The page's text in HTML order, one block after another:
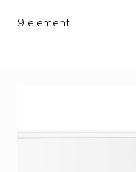
9 elementi